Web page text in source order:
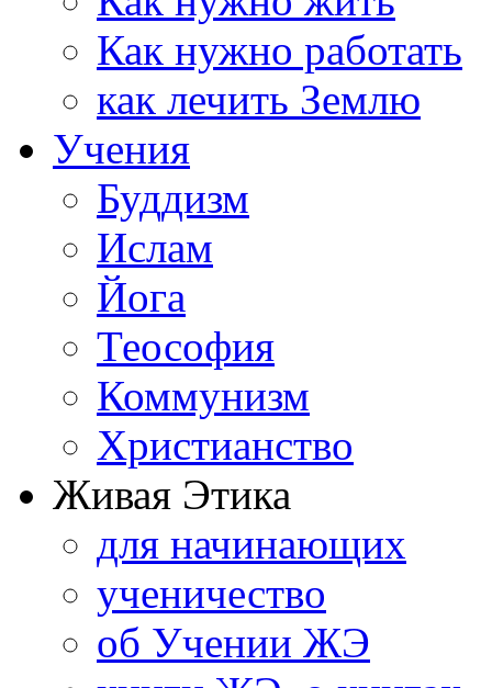
Как нужно работать
как лечить Землю
Учения
Буддизм
Ислам
Йога
Теософия
Коммунизм
Христианство
Живая Этика
для начинающих
ученичество
об Учении ЖЭ